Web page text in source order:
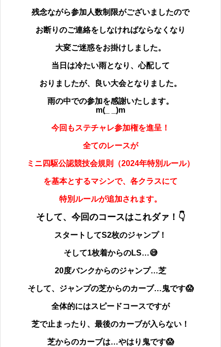
残念ながら参加人数制限がございましたので
お断りのご連絡をしなければならなくなり
大変ご迷惑をお掛けしました。
当日は冷たい雨となり、心配して
おりましたが、 良い大会となりました。
雨の中での参加を感謝いたします。
m(_ _)m
今回も ステチャレ参加権を進呈！
全てのレースが
ミニ四駆公認競技会規則（2024年特別ルール）
を基本とするマシンで、各クラスにて
特別ルールが追加されます。
そして、今回のコースはこれダァ！👇
スタートしてS2枚のジャンプ！
そして1枚着からのLS…😅
20度バンクからのジャンプ…芝
そして、ジャンプの芝からのカーブ…鬼です😱
全体的にはスピードコースですが
芝で止まったり、最後のカーブが入らない！
芝からのカーブは…やはり鬼です😱